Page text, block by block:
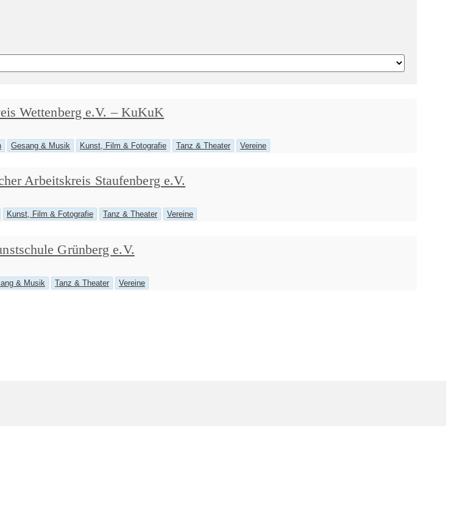
Wettenberg e.V. – KuKuK
Gesang & Musik Kunst, Film & Fotografie Tanz & Theater Vereine
Arbeitskreis Staufenberg e.V.
Kunst, Film & Fotografie Tanz & Theater Vereine
Grünberg e.V.
& Musik Tanz & Theater Vereine